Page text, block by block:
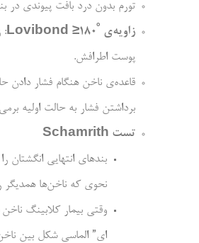
تورم بدون درد بافت پیوندی در
زاویه‌­ی
Lovibond ≥180
:
پوست اطرافش.
قاعده‌­ی ناخن هنگام فشار دادن
برداشتن فشار به حالت اولیه
تست
بندهای انتهایی انگشتان
نحوی که ناخن‌­ها همدیگر
وقتی بیمار کلابینگ
ای” الماسی شکل بین